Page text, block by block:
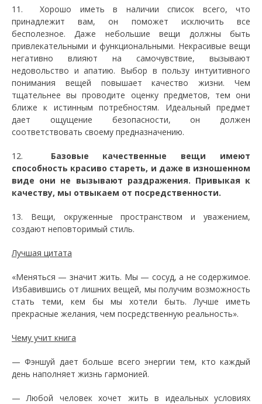
11. Хорошо иметь в наличии список всего, что
принадлежит вам, он поможет исключить все
бесполезное. Даже небольшие вещи должны быть
привлекательными и функциональными. Некрасивые вещи
негативно влияют на самочувствие, вызывают
недовольство и апатию. Выбор в пользу интуитивного
понимания вещей повышает качество жизни. Чем
тщательнее вы проводите оценку предметов, тем они
ближе к истинным потребностям. Идеальный предмет
дает ощущение безопасности, он должен
соответствовать своему предназначению.
12. Базовые качественные вещи имеют
способность красиво стареть, и даже в изношенном
виде они не вызывают раздражения. Привыкая к
качеству, мы отвыкаем от посредственности.
13. Вещи, окруженные пространством и уважением,
создают неповторимый стиль.
Лучшая цитата
«Меняться — значит жить. Мы — сосуд, а не содержимое.
Избавившись от лишних вещей, мы получим возможность
стать теми, кем бы мы хотели быть. Лучше иметь
прекрасные желания, чем посредственную реальность».
Чему учит книга
— Фэншуй дает больше всего энергии тем, кто каждый
день наполняет жизнь гармонией.
— Любой человек хочет жить в идеальных условиях